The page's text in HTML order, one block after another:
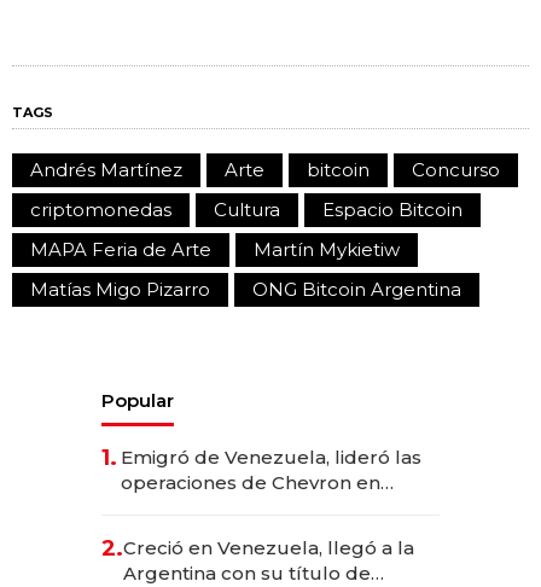
TAGS
Andrés Martínez Arte bitcoin
Concurso
criptomonedas
Cultura
Espacio Bitcoin
MAPA Feria de Arte
Martín Mykietiw
Matías Migo Pizarro
ONG Bitcoin Argentina
Popular
1. Emigró de Venezuela, lideró las
operaciones de Chevron en
2.Creció en Venezuela, llegó a la
Argentina con su título de